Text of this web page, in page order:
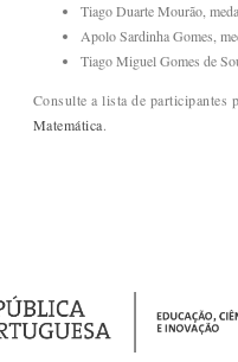
Tiago Duarte Mourão,
Apolo Sardinha Gomes,
Tiago Miguel Gomes de
Consulte a lista de participantes
Matemática.